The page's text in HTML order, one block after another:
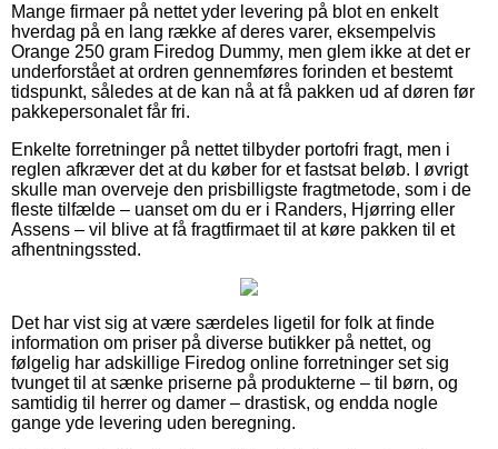
Mange firmaer på nettet yder levering på blot en enkelt
hverdag på en lang række af deres varer, eksempelvis
Orange 250 gram Firedog Dummy, men glem ikke at det er
underforstået at ordren gennemføres forinden et bestemt
tidspunkt, således at de kan nå at få pakken ud af døren før
pakkepersonalet får fri.
Enkelte forretninger på nettet tilbyder portofri fragt, men i
reglen afkræver det at du køber for et fastsat beløb. I øvrigt
skulle man overveje den prisbilligste fragtmetode, som i de
fleste tilfælde – uanset om du er i Randers, Hjørring eller
Assens – vil blive at få fragtfirmaet til at køre pakken til et
afhentningssted.
Det har vist sig at være særdeles ligetil for folk at finde
information om priser på diverse butikker på nettet, og
følgelig har adskillige Firedog online forretninger set sig
tvunget til at sænke priserne på produkterne – til børn, og
samtidig til herrer og damer – drastisk, og endda nogle
gange yde levering uden beregning.